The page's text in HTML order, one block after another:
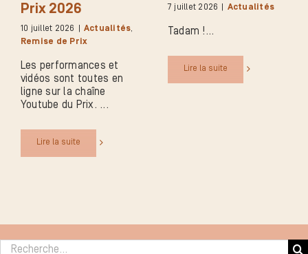
Prix 2026
10 juillet 2026 Actualités,
Remise de Prix
Les performances et
vidéos sont toutes en
ligne sur la chaîne
Youtube du Prix.
Lire la suite
7 juillet 2026 Actualités
Tadam !
Lire la suite
Rechercher :